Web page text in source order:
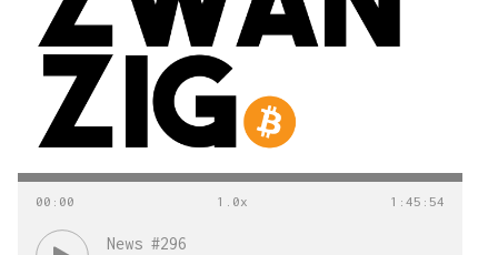
00 : 00 1 : 45 : 54
News #296